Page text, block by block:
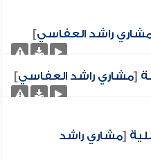
راشد العفاسي]
[مشاري راشد العفاسي]
[مشاري راشد